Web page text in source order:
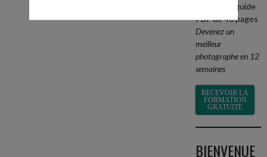
BONUS le guide
PDF de 40 pages
Devenez un
meilleur
photographe en 12
semaines
RECEVOIR LA
FORMATION
GRATUITE
BIENVENUE